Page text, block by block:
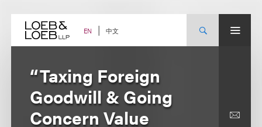
content EN 中文
“Taxing Foreign
Goodwill & Going
Concern Value